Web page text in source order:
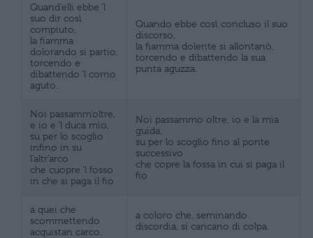
Quand’elli ebbe ‘l
suo dir così
compiuto,
la fiamma
dolorando si partio,
torcendo e
dibattendo ‘l corno
aguto.
Quando ebbe così concluso il suo
discorso,
la fiamma dolente si allontanò,
torcendo e dibattendo la sua
punta aguzza.
Noi passamm’oltre,
e io e ‘l duca mio,
su per lo scoglio
infino in su
l’altr’arco
che cuopre ‘l fosso
in che si paga il fio
Noi passammo oltre, io e la mia
guida,
su per lo scoglio fino al ponte
successivo
che copre la fossa in cui si paga il
fio
a quei che
scommettendo
acquistan carco.
a coloro che, seminando
discordia, si caricano di colpa.